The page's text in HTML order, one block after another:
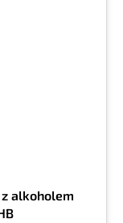
alkoholem